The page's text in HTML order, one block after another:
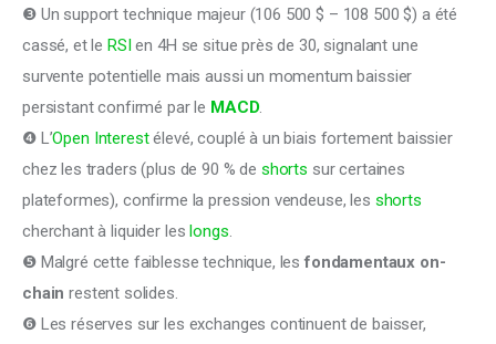
❸ Un support technique majeur (106 500 $ – 108 500 $) a été
cassé, et le RSI en 4H se situe près de 30, signalant une
survente potentielle mais aussi un momentum baissier
persistant confirmé par le MACD.
❹ L’Open Interest élevé, couplé à un biais fortement baissier
chez les traders (plus de 90 % de shorts sur certaines
plateformes), confirme la pression vendeuse, les shorts
cherchant à liquider les longs.
❺ Malgré cette faiblesse technique, les fondamentaux on-
chain restent solides.
❻ Les réserves sur les exchanges continuent de baisser,